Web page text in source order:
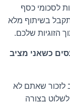
לסכומי כסף
בשיתוף מלא
הזוגיות שלכם.
כשאני מציב
לזכור שאתם לא
בצורה